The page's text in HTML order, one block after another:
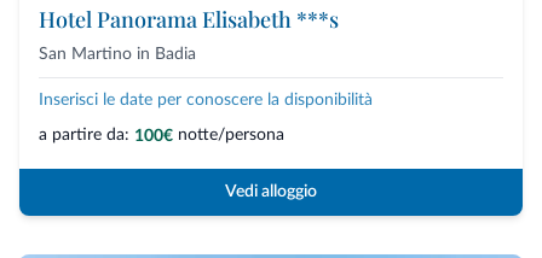
Hotel Panorama Elisabeth ***s
San Martino in Badia
Inserisci le date per conoscere la disponibilità
a partire da: 100€ notte/persona
Vedi alloggio